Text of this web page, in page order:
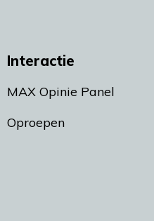
Interactie
MAX Opinie Panel
Oproepen